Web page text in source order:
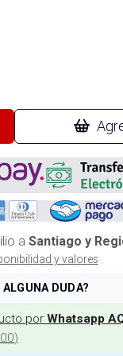
a Santiago y
y valores
DUDA?
por Whatsapp
)